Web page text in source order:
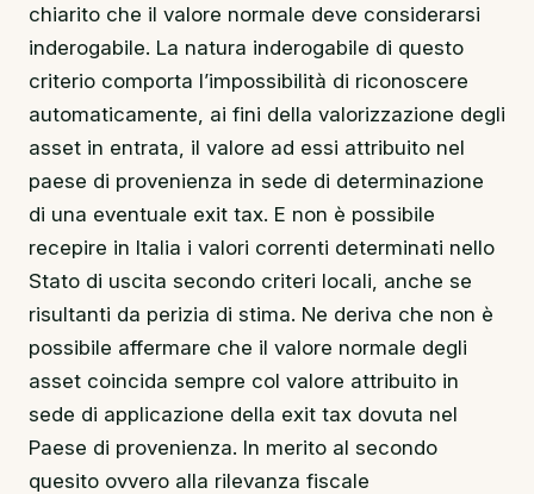
chiarito che il valore normale deve considerarsi
inderogabile. La natura inderogabile di questo
criterio comporta l’impossibilità di riconoscere
automaticamente, ai fini della valorizzazione degli
asset in entrata, il valore ad essi attribuito nel
paese di provenienza in sede di determinazione
di una eventuale exit tax. E non è possibile
recepire in Italia i valori correnti determinati nello
Stato di uscita secondo criteri locali, anche se
risultanti da perizia di stima. Ne deriva che non è
possibile affermare che il valore normale degli
asset coincida sempre col valore attribuito in
sede di applicazione della exit tax dovuta nel
Paese di provenienza. In merito al secondo
quesito ovvero alla rilevanza fiscale